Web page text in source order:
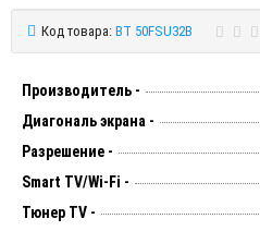
Код товара: BT 50FSU32B
Производитель -
Диагональ экрана -
Разрешение -
Smart TV/Wi-Fi -
Тюнер TV -